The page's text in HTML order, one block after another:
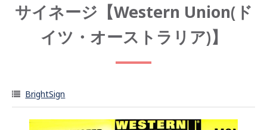
サイネージ【Western Union(ド
イツ・オーストラリア)】
BrightSign